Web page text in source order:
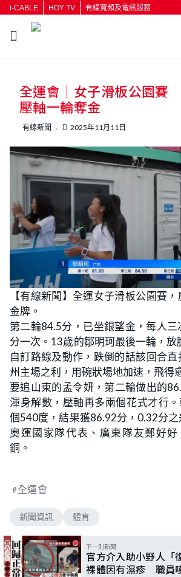
i-CABLE HOY TV 有線寬頻及電訊服務
按輸入鍵開始搜尋
全運會｜女子滑板公園賽
壓軸一輪奪金
有線新聞 2025年11月11日
【有線新聞】全運女子滑板公園賽
金牌。
第二輪84.5分，已坐銀望金，每人
分一次。13歲的鄒明珂最後一輪，
自訂路線及動作，跌倒的話該回合
州主場之利，用碗狀場地加速，飛得
要追山東的孟令妍，第二輪做出的
渾身解數，壓軸再多兩個花式才行
個540度，結果獲86.92分，0.32分
奧運國家隊代表、廣東隊友鄭好
銅。
全運會
新聞資訊 體育
下一則新聞
官方介入助小野人
裸體因有濕疹 職員